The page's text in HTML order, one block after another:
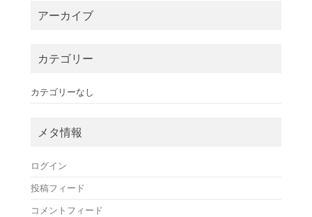
アーカイブ
カテゴリー
カテゴリーなし
メタ情報
ログイン
投稿フィード
コメントフィード